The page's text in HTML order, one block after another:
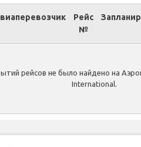
Рейс
№
рейсов не было найдено на
International.